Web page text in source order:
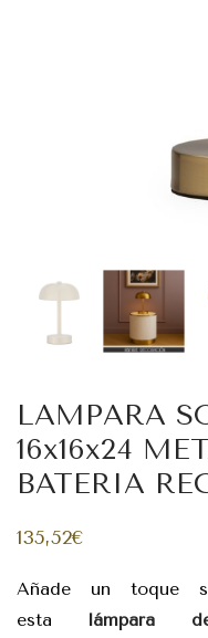
LAMPARA
16x16x24
BATERIA
135,52€
Añade un toque
esta lámpara